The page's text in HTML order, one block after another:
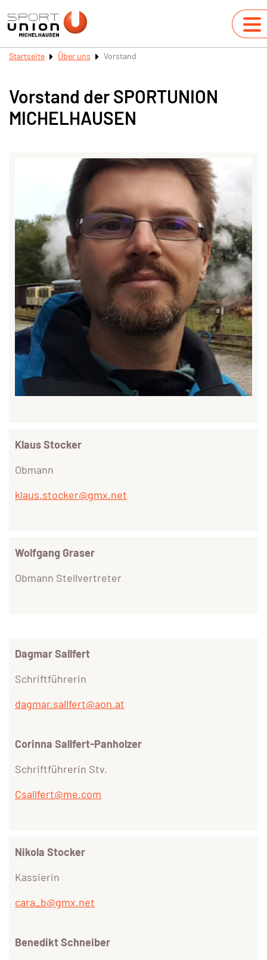
Startseite Über uns Vorstand
Vorstand der SPORTUNION
MICHELHAUSEN
Klaus Stocker
Obmann
klaus.stocker@gmx.net
Wolfgang Graser
Obmann Stellvertreter
Dagmar Sallfert
Schriftführerin
dagmar.sallfert@aon.at
Corinna Sallfert-Panholzer
Schriftführerin Stv.
Csallfert@me.com
Nikola Stocker
Kassierin
cara_b@gmx.net
Benedikt Schneiber